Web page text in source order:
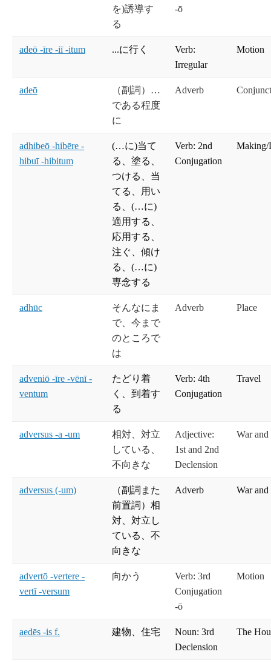
を)誘導す
る
-ō
adeō -īre -iī -itum ...に行く
Verb:
Irregular
Motion
adeō
（副詞）…
である程度
に
Adverb
adhibeō -hibēre -
hibuī -hibitum
(…に)当て
る、塗る、
つける、当
てる、用い
る、(…に)
適用する、
応用する、
注ぐ、傾け
る、(…に)
専念する
Verb: 2nd
Conjugation
Making/
adhūc
そんなにま
で、今まで
のところで
は
Adverb Place
adveniō -īre -vēnī -
ventum
たどり着
く、到着す
る
Verb: 4th
Conjugation
Travel
adversus -a -um
相対、対立
している、
不向きな
Adjective:
1st and 2nd
Declension
War and
adversus (-um)
（副詞また
前置詞）相
対、対立し
ている、不
向きな
Adverb War and
advertō -vertere -
vertī -versum
向かう
Verb: 3rd
Conjugation
-ō
Motion
aedēs -is f. 建物、住宅
Noun: 3rd
Declension
The